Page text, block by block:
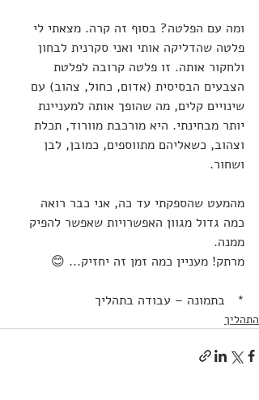
ומה עם הפלטה? בסוף זה קרה. מצאתי לי
פלטה שהדליקה אותי ואני סקרנית לבחון
ולחקור אותה. זו פלטה קרובה לפלטת
הצבעים הבסיסית (אדום, כחול, צהוב) עם
שינויים קלים, מה שהופך אותה למעניינת
יותר מבחינתי. היא מורכבת מוורוד, תכלת
וצהוב, כשאליהם מתווספים, כמובן, לבן
ושחור.
מהמעט שהספקתי עד כה, אני כבר רואה
כמה גדול מגוון האפשרויות שאפשר להפיק
ממנה.
מרתק! מעניין כמה זמן זה יחזיק... 😊
*   בתמונה – עבודה בתהליך
התהליך